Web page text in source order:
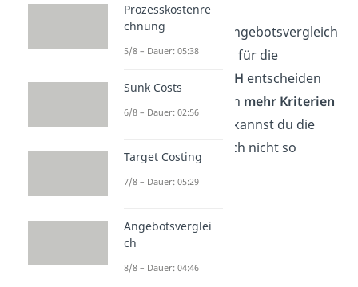
Der quantitative Angebotsvergleich
zeigt, dass du dich für die
ScheinSchön GmbH entscheiden
solltest. Da es noch mehr Kriterien
zu bewerten gibt, kannst du die
Wahl aber hier noch nicht so
Prozesskostenre
chnung
5/8 – Dauer: 05:38
Sunk Costs
6/8 – Dauer: 02:56
Target Costing
7/8 – Dauer: 05:29
Angebotsverglei
ch
8/8 – Dauer: 04:46